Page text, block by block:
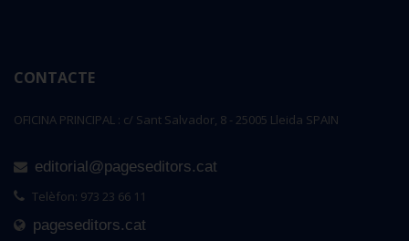
CONTACTE
OFICINA PRINCIPAL : c/ Sant Salvador, 8 - 25005 Lleida SPAIN
editorial@pageseditors.cat
Telèfon: 973 23 66 11
pageseditors.cat